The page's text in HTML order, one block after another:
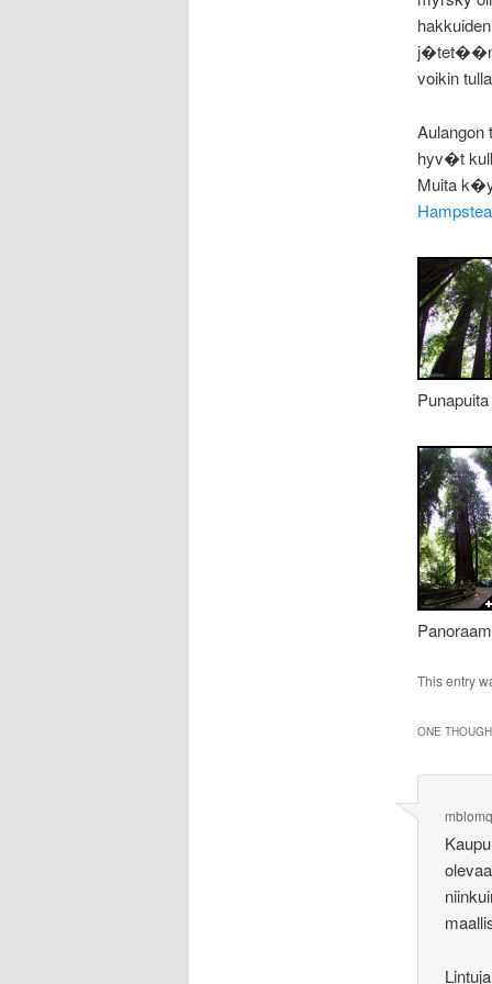
j�tet��n
voikin
Aulangon
hyv�t
Muita
This entry
ONE